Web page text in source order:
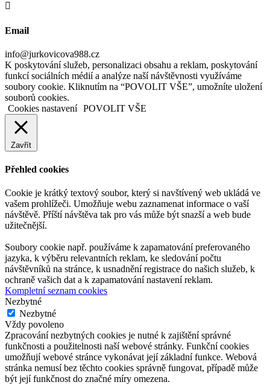

Email
info@jurkovicova988.cz
K poskytování služeb, personalizaci obsahu a reklam, poskytování
funkcí sociálních médií a analýze naší návštěvnosti využíváme
soubory cookie. Kliknutím na “POVOLIT VŠE”, umožníte uložení
souborů cookies.
Cookies nastavení POVOLIT VŠE
Zavřít
Přehled cookies
Cookie je krátký textový soubor, který si navštívený web ukládá ve
vašem prohlížeči. Umožňuje webu zaznamenat informace o vaší
návštěvě. Příští návštěva tak pro vás může být snazší a web bude
užitečnější.
Soubory cookie např. používáme k zapamatování preferovaného
jazyka, k výběru relevantních reklam, ke sledování počtu
návštěvníků na stránce, k usnadnění registrace do našich služeb, k
ochraně vašich dat a k zapamatování nastavení reklam.
Kompletní seznam cookies
Nezbytné
Nezbytné
Vždy povoleno
Zpracování nezbytných cookies je nutné k zajištění správné
funkčnosti a použitelnosti naší webové stránky. Funkční cookies
umožňují webové stránce vykonávat její základní funkce. Webová
stránka nemusí bez těchto cookies správně fungovat, případě může
být její funkčnost do značné míry omezena.